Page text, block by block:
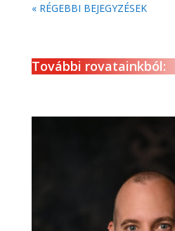
« RÉGEBBI BEJEGYZÉSEK
További rovatainkból: